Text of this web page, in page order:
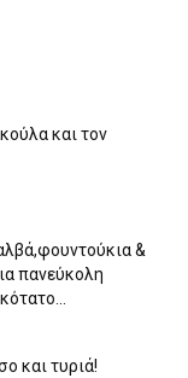
και τον
&
πανεύκολη
και τυριά!